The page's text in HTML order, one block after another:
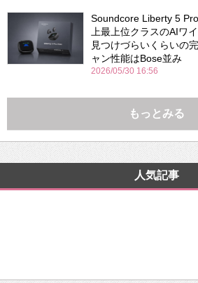
Soundcore Liberty 5
上最上位クラスのAIワ
見つけづらいくらいの
ャン性能はBose並み
2026/05/30 16:56
もっとみる
人気記事